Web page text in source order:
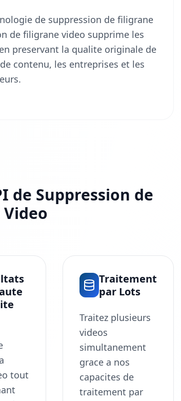
de suppression de filigrane
de filigrane video supprime les
preservant la qualite originale de
contenu, les entreprises et les
de Suppression de
tout
Traitement
par Lots
Traitez plusieurs
videos
simultanement
grace a nos
capacites de
traitement par